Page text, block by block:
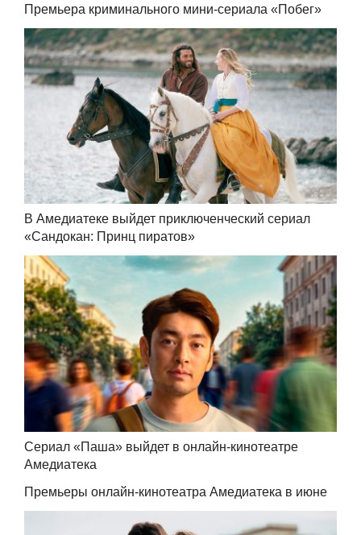
Премьера криминального мини-сериала «Побег»
В Амедиатеке выйдет приключенческий сериал
«Сандокан: Принц пиратов»
Сериал «Паша» выйдет в онлайн-кинотеатре
Амедиатека
Премьеры онлайн-кинотеатра Амедиатека в июне